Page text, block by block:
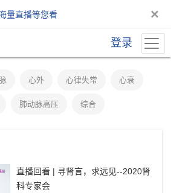
量直播等您看 ×
登录
心外 心律失常 心衰
肺动脉高压 综合
直播回看 | 寻肾言，求远见--2020肾
科专家会